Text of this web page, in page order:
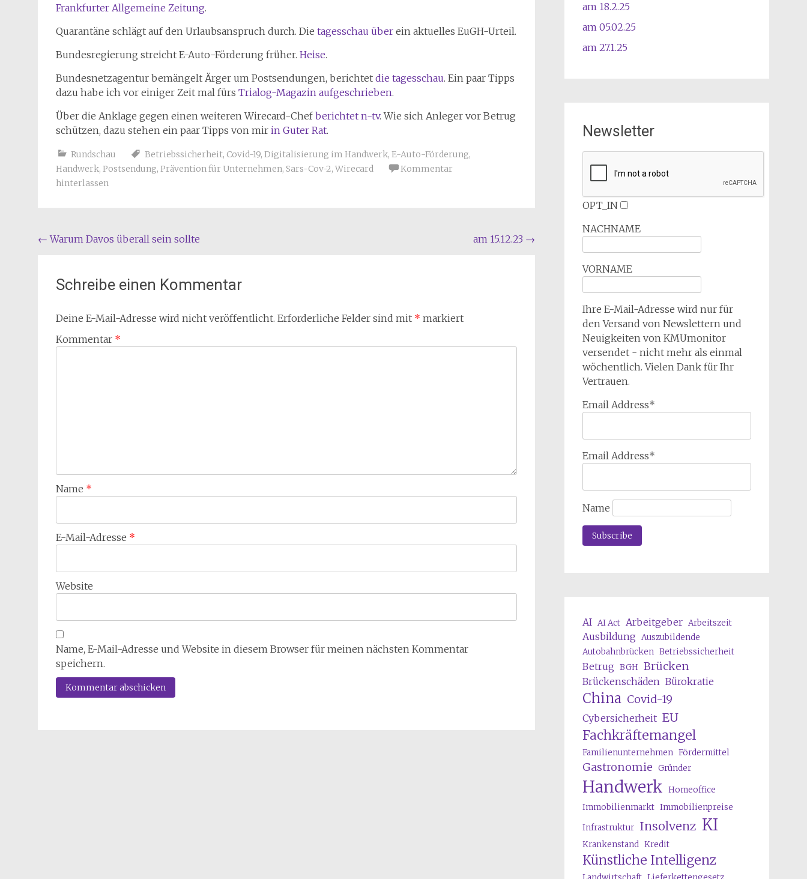
Frankfurter Allgemeine Zeitung.
Quarantäne schlägt auf den Urlaubsanspruch durch. Die tagesschau über ein aktuelles EuGH-Urteil.
Bundesregierung streicht E-Auto-Förderung früher. Heise.
Bundesnetzagentur bemängelt Ärger um Postsendungen, berichtet die tagesschau. Ein paar Tipps
dazu habe ich vor einiger Zeit mal fürs Trialog-Magazin aufgeschrieben.
Über die Anklage gegen einen weiteren Wirecard-Chefberichtet n-tv. Wie sich Anleger vor Betrug
schützen, dazu stehen ein paar Tipps von mir in Guter Rat.
Rundschau Betriebssicherheit, Covid-19, Digitalisierung im Handwerk, E-Auto-Förderung,
Handwerk, Postsendung, Prävention für Unternehmen, Sars-Cov-2, Wirecard
Kommentar
hinterlassen
Beitragsnavigation
← Warum Davos überall sein sollte am 15.12.23 →
Schreibe einen Kommentar
Deine E-Mail-Adresse wird nicht veröffentlicht. Erforderliche Felder sind mit * markiert
Kommentar *
Name *
E-Mail-Adresse *
Website
Name, E-Mail-Adresse und Website in diesem Browser für meinen nächsten Kommentar
speichern.
am 18.2.25
am 05.02.25
am 27.1.25
Newsletter
OPT_IN
NACHNAME
VORNAME
Ihre E-Mail-Adresse wird nur für
den Versand von Newslettern und
Neuigkeiten von KMUmonitor
versendet - nicht mehr als einmal
wöchentlich. Vielen Dank für Ihr
Vertrauen.
Email Address*
Email Address*
Name
AI AI Act Arbeitgeber Arbeitszeit
Ausbildung Auszubildende
Autobahnbrücken Betriebssicherheit
Betrug BGH Brücken
Brückenschäden Bürokratie
China Covid-19
Cybersicherheit EU
Fachkräftemangel
Familienunternehmen Fördermittel
Gastronomie Gründer
Handwerk Homeoffice
Immobilienmarkt Immobilienpreise
Infrastruktur Insolvenz KI
Krankenstand Kredit
Künstliche Intelligenz